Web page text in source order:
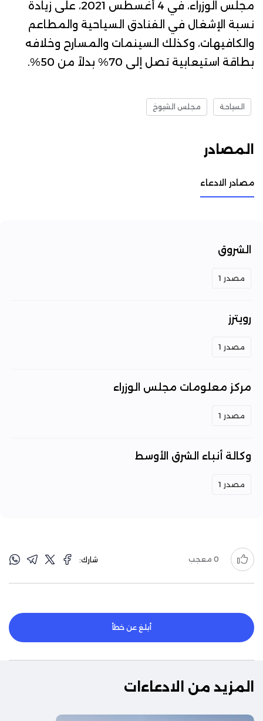
مجلس الوزراء، في 4 أغسطس 2021، على زيادة
نسبة الإشغال في الفنادق السياحية والمطاعم
والكافيهات، وكذلك السينمات والمسارح وخلافه
بطاقة استيعابية تصل إلى 70% بدلاً من 50%.
السياحة مجلس الشيوخ
المصادر
مصادر الادعاء
الشروق
مصدر 1
رويترز
مصدر 1
مركز معلومات مجلس الوزراء
مصدر 1
وكالة أنباء الشرق الأوسط
مصدر 1
0 معجب شارك:
أبلغ عن خطأ
المزيد من الادعاءات